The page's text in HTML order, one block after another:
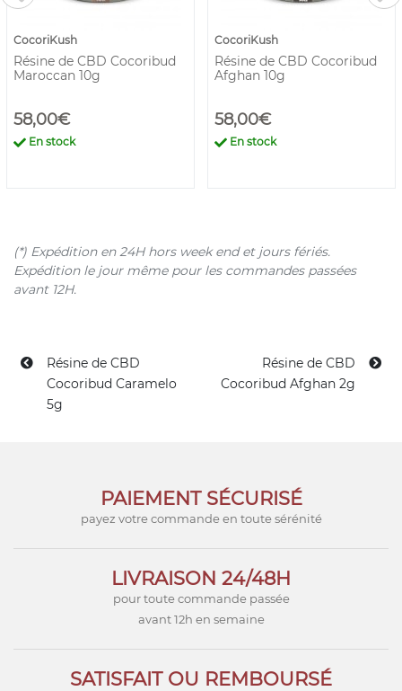
CocoriKush
Résine de CBD Cocoribud
Maroccan 10g
58,00€
En stock
CocoriKush
Résine de CBD Cocoribud
Afghan 10g
58,00€
En stock
(*) Expédition en 24H hors week end et jours fériés.
Expédition le jour même pour les commandes passées
avant 12H.
Résine de CBD
Cocoribud Caramelo
5g
Résine de CBD
Cocoribud Afghan 2g
PAIEMENT SÉCURISÉ
payez votre commande en toute sérénité
LIVRAISON 24/48H
pour toute commande passée
avant 12h en semaine
SATISFAIT OU REMBOURSÉ